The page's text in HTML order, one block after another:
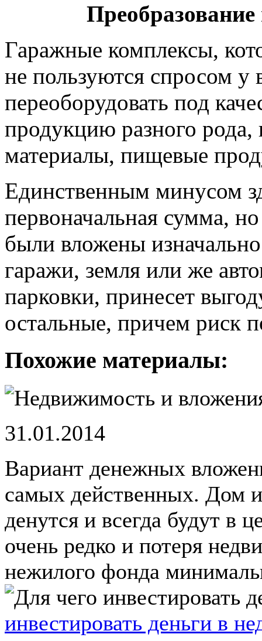
Гаражные комплексы,
не пользуются спросом у
переоборудовать под
продукцию разного
материалы, пищевые
Единственным минусом
первоначальная сумма,
были вложены
гаражи, земля или же
парковки, принесет
остальные, причем риск
Похожие материалы:
31.01.2014
Вариант денежных
самых действенных. Дом
денутся и всегда будут в
очень редко и потеря
нежилого фонда
инвестировать деньги в